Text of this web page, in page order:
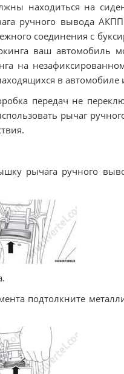
находиться на
ручного вывода
соединения с
ваш автомобиль
на
в автомобиле
передач не
рычаг
рычага ручного
подтолкните